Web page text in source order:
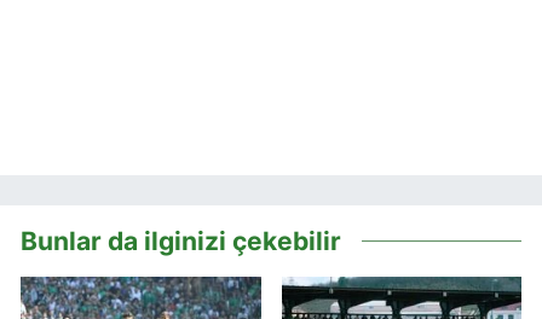
Bunlar da ilginizi çekebilir